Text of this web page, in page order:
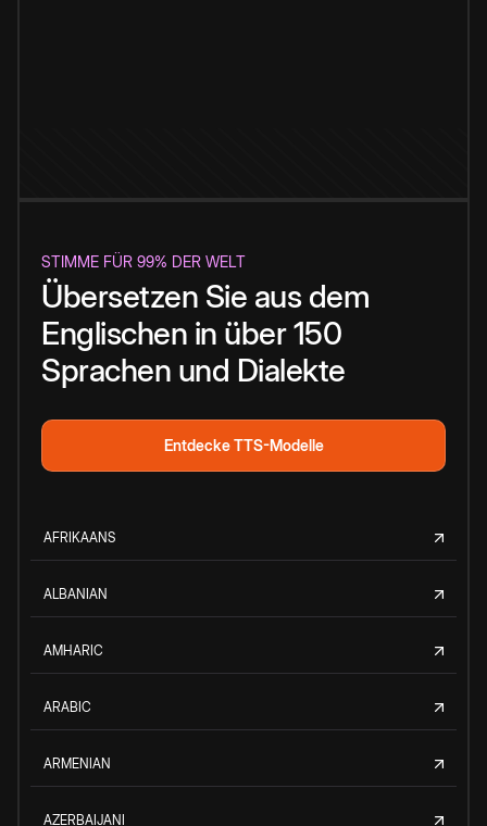
STIMME FÜR 99% DER WELT
Übersetzen Sie aus dem
Englischen in über 150
Sprachen und Dialekte
Entdecke TTS-Modelle
AFRIKAANS
ALBANIAN
AMHARIC
ARABIC
ARMENIAN
AZERBAIJANI